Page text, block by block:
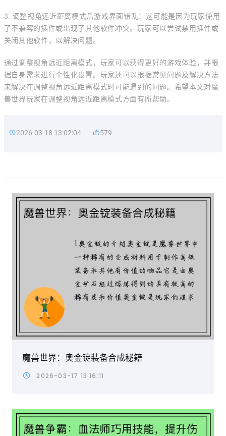
3. 调整视角远近距离模式后游戏界面错乱：这可能是因为玩家使用
了不兼容的插件或出现了其他软件冲突。玩家可以尝试禁用插件或
关闭其他软件，以解决问题。
通过调整视角远近距离模式，玩家可以获得更好的游戏体验，并根
据自身需求进行个性化设置。玩家还可以根据常见问题及解决方法
来解决在调整视角远近距离模式时可能遇到的问题。希望本文对魔
兽世界玩家在调整视角远近距离模式方面有所帮助。
2026-03-18 13:02:04 579
魔兽世界：奥金锭装备合成秘籍
2026-03-17 13:16:11